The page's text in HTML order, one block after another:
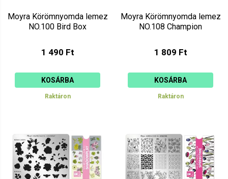
Moyra Körömnyomda lemez
NO.100 Bird Box
1 490 Ft
KOSÁRBA
Raktáron
Moyra Körömnyomda lemez
NO.108 Champion
1 809 Ft
KOSÁRBA
Raktáron